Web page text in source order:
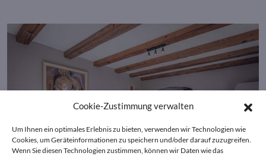
Cookie-Zustimmung verwalten
Um Ihnen ein optimales Erlebnis zu bieten, verwenden wir Technologien wie
Cookies, um Geräteinformationen zu speichern und/oder darauf zuzugreifen.
Wenn Sie diesen Technologien zustimmen, können wir Daten wie das